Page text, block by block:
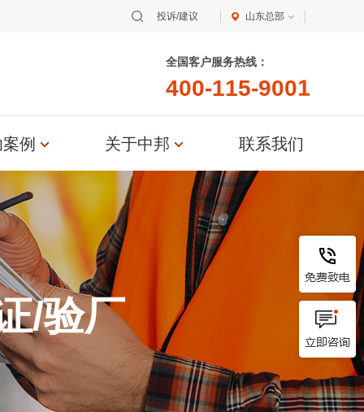
投诉/建议 山东总部
全国客户服务热线：
400-115-9001
例 关于中邦 联系我们
/验厂
恭贺青岛XX油脂科技有限公司2026年
恭贺张家港市XX纺织有限公司2026年
3月顺利通过GRS认证...
3月顺利通过BSCI验厂...
恭贺XX生物化工科技（张家港）有限
公司2026年3月EcoVad...
恭贺五莲XX制衣有限公司2026年3月
顺利通过GRS认证...
恭贺江苏XX塑料科技有限公司2026年
2月顺利通过GRS认证...
恭贺江西XX科技有限责任公司2026年
2月顺利通过GRS认证...
恭贺海阳XX箱包有限公司2026年2月